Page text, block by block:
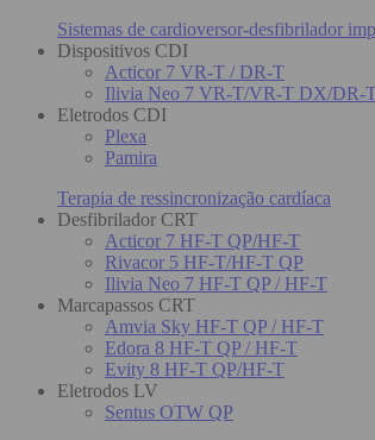
Sistemas de cardioversor-desfibrilador
Dispositivos CDI
Acticor 7 VR-T / DR-T
Ilivia Neo 7 VR-T/VR-T DX/DR-
Eletrodos CDI
Plexa
Pamira
Terapia de ressincronização cardíaca
Desfibrilador CRT
Acticor 7 HF-T QP/HF-T
Rivacor 5 HF-T/HF-T QP
Ilivia Neo 7 HF-T QP / HF-T
Marcapassos CRT
Amvia Sky HF-T QP / HF-T
Edora 8 HF-T QP / HF-T
Evity 8 HF-T QP/HF-T
Eletrodos LV
Sentus OTW QP